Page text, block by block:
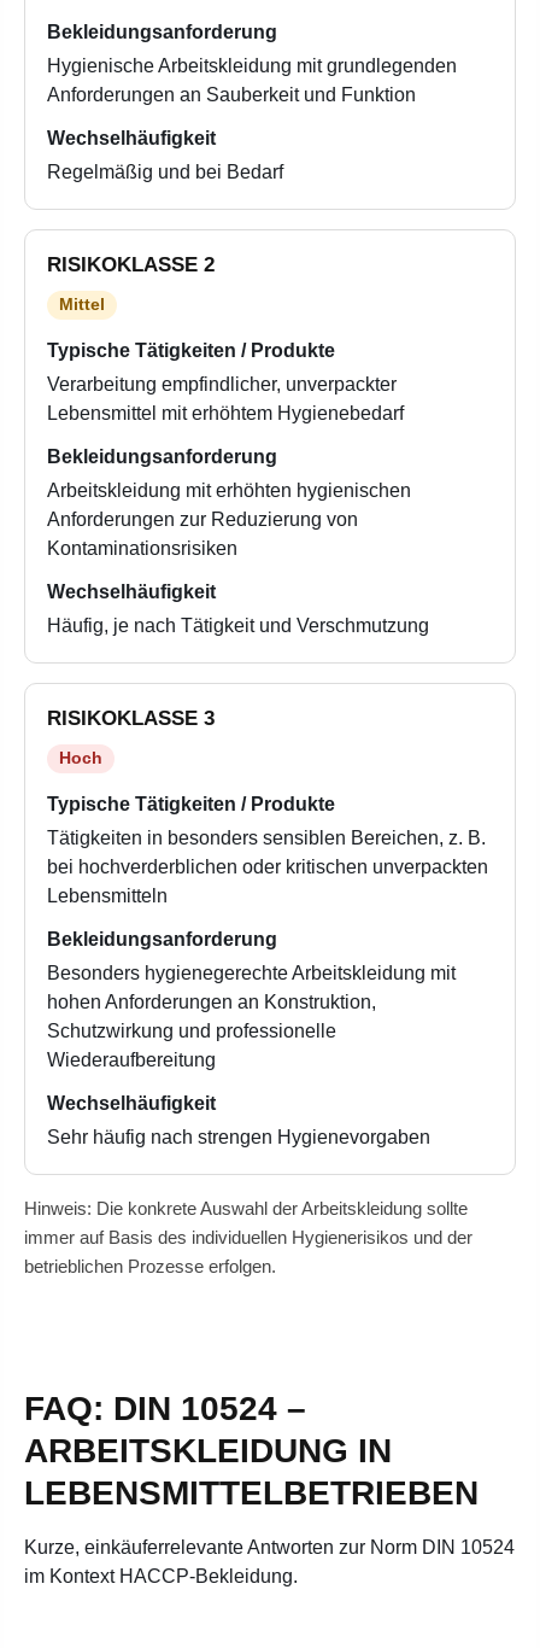
Bekleidungsanforderung
Hygienische Arbeitskleidung mit grundlegenden
Anforderungen an Sauberkeit und Funktion
Wechselhäufigkeit
Regelmäßig und bei Bedarf
RISIKOKLASSE 2
Mittel
Typische Tätigkeiten / Produkte
Verarbeitung empfindlicher, unverpackter
Lebensmittel mit erhöhtem Hygienebedarf
Bekleidungsanforderung
Arbeitskleidung mit erhöhten hygienischen
Anforderungen zur Reduzierung von
Kontaminationsrisiken
Wechselhäufigkeit
Häufig, je nach Tätigkeit und Verschmutzung
RISIKOKLASSE 3
Hoch
Typische Tätigkeiten / Produkte
Tätigkeiten in besonders sensiblen Bereichen, z. B.
bei hochverderblichen oder kritischen unverpackten
Lebensmitteln
Bekleidungsanforderung
Besonders hygienegerechte Arbeitskleidung mit
hohen Anforderungen an Konstruktion,
Schutzwirkung und professionelle
Wiederaufbereitung
Wechselhäufigkeit
Sehr häufig nach strengen Hygienevorgaben
Hinweis: Die konkrete Auswahl der Arbeitskleidung sollte
immer auf Basis des individuellen Hygienerisikos und der
betrieblichen Prozesse erfolgen.
FAQ: DIN 10524 –
ARBEITSKLEIDUNG IN
LEBENSMITTELBETRIEBEN
Kurze, einkäuferrelevante Antworten zur Norm DIN 10524
im Kontext HACCP-Bekleidung.